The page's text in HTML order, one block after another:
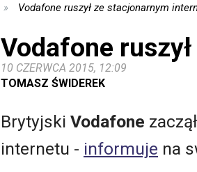
Vodafone ruszył ze stacjonarnym
Vodafone
10 CZERWCA 2015, 12:09
TOMASZ ŚWIDEREK
Brytyjski Vodafone
internetu - informuje na